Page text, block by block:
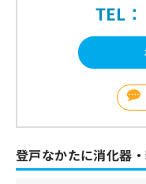
TEL：
登戸なかたに消化器